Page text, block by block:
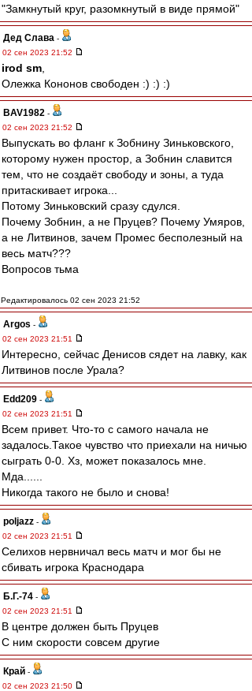
"Замкнутый круг, разомкнутый в виде прямой"
Дед Слава -
02 сен 2023 21:52
irod sm
Олежка Кононов свободен :) :) :)
BAV1982 -
02 сен 2023 21:52
Выпускать во фланг к Зобнину Зиньковского,
которому нужен простор, а Зобнин славится
тем, что не создаёт свободу и зоны, а туда
притаскивает игрока...
Потому Зиньковский сразу сдулся.
Почему Зобнин, а не Пруцев? Почему Умяров,
а не Литвинов, зачем Промес бесполезный на
весь матч???
Вопросов тьма
Редактировалось 02 сен 2023 21:52
Argos -
02 сен 2023 21:51
Интересно, сейчас Денисов сядет на лавку, как
Литвинов после Урала?
Edd209 -
02 сен 2023 21:51
Всем привет. Что-то с самого начала не
задалось.Такое чувство что приехали на ничью
сыграть 0-0. Хз, может показалось мне.
Мда......
Никогда такого не было и снова!
poljazz -
02 сен 2023 21:51
Селихов нервничал весь матч и мог бы не
сбивать игрока Краснодара
Б.Г.-74 -
02 сен 2023 21:51
В центре должен быть Пруцев
С ним скорости совсем другие
Край -
02 сен 2023 21:50